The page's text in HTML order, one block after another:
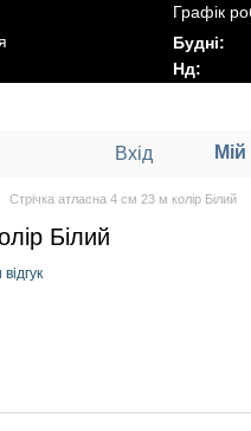
Графік
Будні:
Нд:
Вхід
Стрічка атласна 4 см 23 м колір Білий
Білий